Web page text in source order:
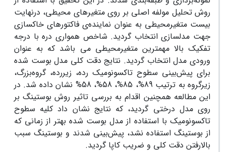
روش تحلیل مولفه اصلی بر روی متغیرهای محیطی، درنهایت
بیست متغیر‌محیطی به عنوان نماینده‌ی فاکتورهای خاکسازی
جهت مدلسازی انتخاب گردید. شاخص همواری دره با درجه
تفکیک بالا مهمترین متغیر‌محیطی می باشد که به عنوان
ورودی مدل انتخاب گردید. نتایج دقت کلی مدل بوست شده
برای پیش‌بینی سطوح تاکسونومیک رده، زیررده، گروه‌بزرگ،
زیرگروه به ترتیب 89%، 85%، 58%، 58% نشان داده شد. در
این مطالعه همچنین اقدام به بررسی تاثیر روش بوستینگ بر
روی مدل درختی گردید، که نتایج نشان داد کلیه سطوح
تاکسونومیک با استفاده از مدل بوست شده بهتر از زمانی که
از بوستینگ استفاده نشد، پیش‌بینی شدند و بوستینگ سبب
بالارفتن دقت کلی و ضریب کاپا گردید.